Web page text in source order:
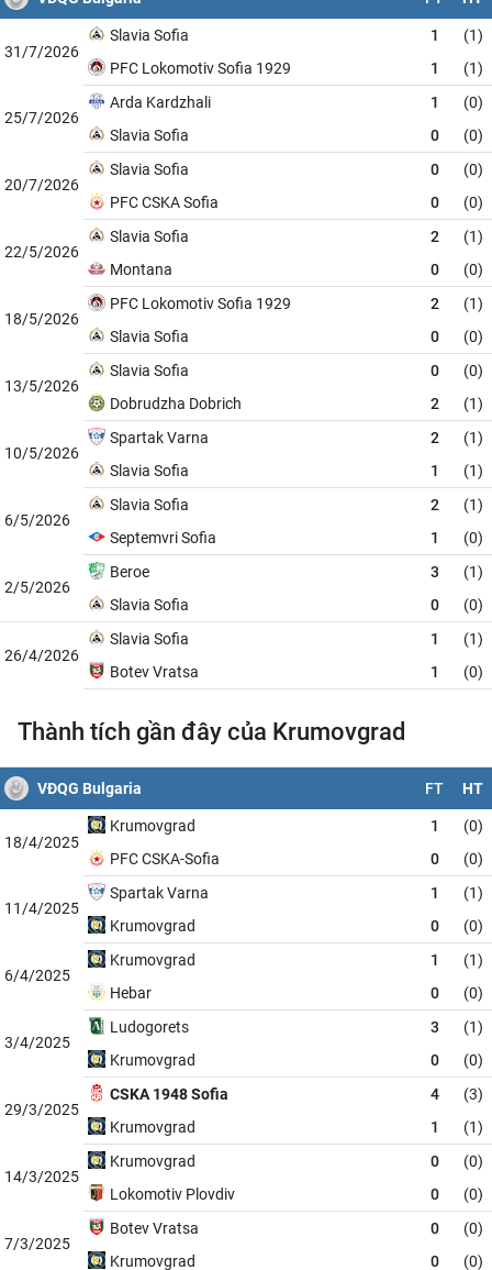
31/7/2026
Slavia Sofia 1
(1)
PFC Lokomotiv Sofia 1929
1 (1)
25/7/2026
Arda Kardzhali 1
(0)
Slavia Sofia
0 (0)
20/7/2026
Slavia Sofia 0
(0)
PFC CSKA Sofia
0 (0)
22/5/2026
Slavia Sofia 2
(1)
Montana
0 (0)
18/5/2026
PFC Lokomotiv Sofia 1929 2
(1)
Slavia Sofia
0 (0)
13/5/2026
Slavia Sofia 0
(0)
Dobrudzha Dobrich
2 (1)
10/5/2026
Spartak Varna 2
(1)
Slavia Sofia
1 (1)
6/5/2026
Slavia Sofia 2
(1)
Septemvri Sofia
1 (0)
2/5/2026
Beroe 3
(1)
Slavia Sofia
0 (0)
26/4/2026
Slavia Sofia 1
(1)
Botev Vratsa
1 (0)
Thành tích gần đây của Krumovgrad
VĐQG Bulgaria FT HT
18/4/2025
Krumovgrad 1
(0)
PFC CSKA-Sofia
0 (0)
11/4/2025
Spartak Varna 1
(1)
Krumovgrad
0 (0)
6/4/2025
Krumovgrad 1
(1)
Hebar
0 (0)
3/4/2025
Ludogorets 3
(1)
Krumovgrad
0 (0)
29/3/2025
CSKA 1948 Sofia 4
(3)
Krumovgrad
1 (1)
14/3/2025
Krumovgrad 0
(0)
Lokomotiv Plovdiv
0 (0)
7/3/2025
Botev Vratsa 0
(0)
Krumovgrad
0 (0)